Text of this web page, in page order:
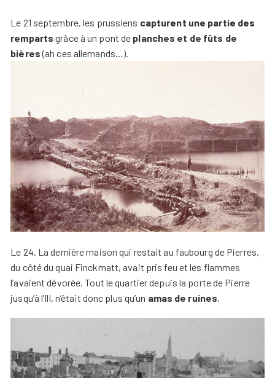
Le 21 septembre, les prussiens capturent une partie des
remparts grâce à un pont de planches et de fûts de
bières(ah ces allemands…).
Le 24, La dernière maison qui restait au faubourg de Pierres,
du côté du quai Finckmatt, avait pris feu et les flammes
l’avaient dévorée. Tout le quartier depuis la porte de Pierre
jusqu’à l’Ill, n’était donc plus qu’un amas de ruines.